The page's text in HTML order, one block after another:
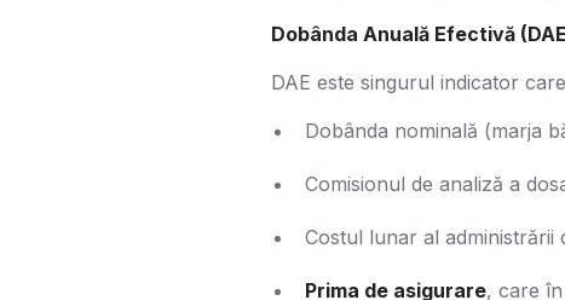
Dobânda Anuală Efectivă
DAE este singurul indicator
Dobânda nominală (marja
Comisionul de analiză a
Costul lunar al administrării
Prima de asigurare, care